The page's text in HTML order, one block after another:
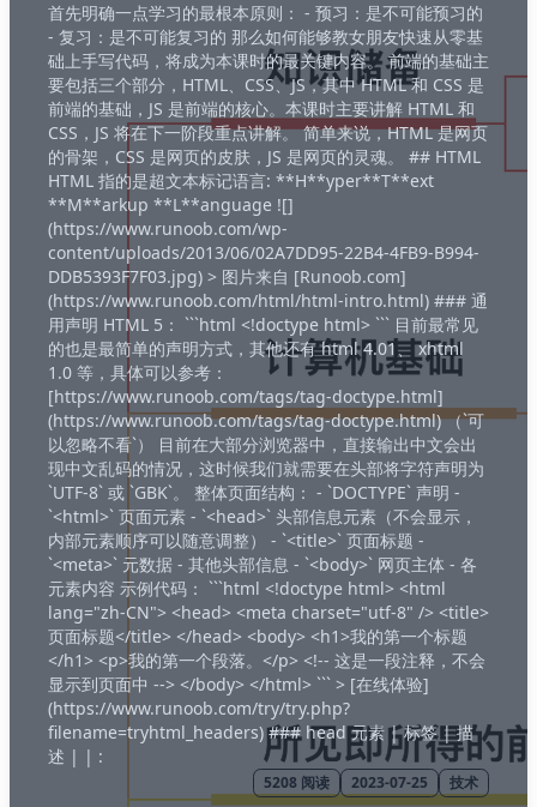
首先明确一点学习的最根本原则： - 预习：是不可能预习的
- 复习：是不可能复习的 那么如何能够教女朋友快速从零基
础上手写代码，将成为本课时的最关键内容。 前端的基础主
要包括三个部分，HTML、CSS、JS，其中 HTML 和 CSS 是
前端的基础，JS 是前端的核心。本课时主要讲解 HTML 和
CSS，JS 将在下一阶段重点讲解。 简单来说，HTML 是网页
的骨架，CSS 是网页的皮肤，JS 是网页的灵魂。 ## HTML
HTML 指的是超文本标记语言: **H**yper**T**ext
**M**arkup **L**anguage ![]
(https://www.runoob.com/wp-
content/uploads/2013/06/02A7DD95-22B4-4FB9-B994-
DDB5393F7F03.jpg) > 图片来自 [Runoob.com]
(https://www.runoob.com/html/html-intro.html) ### 通
用声明 HTML 5： ```html <!doctype html> ``` 目前最常见
的也是最简单的声明方式，其他还有 html 4.01、 xhtml
1.0 等，具体可以参考：
[https://www.runoob.com/tags/tag-doctype.html]
(https://www.runoob.com/tags/tag-doctype.html) （`可
以忽略不看`） 目前在大部分浏览器中，直接输出中文会出
现中文乱码的情况，这时候我们就需要在头部将字符声明为
`UTF-8` 或 `GBK`。 整体页面结构： - `DOCTYPE` 声明 -
`<html>` 页面元素 - `<head>` 头部信息元素（不会显示，
内部元素顺序可以随意调整） - `<title>` 页面标题 -
`<meta>` 元数据 - 其他头部信息 - `<body>` 网页主体 - 各
元素内容 示例代码： ```html <!doctype html> <html
lang="zh-CN"> <head> <meta charset="utf-8" /> <title>
页面标题</title> </head> <body> <h1>我的第一个标题
</h1> <p>我的第一个段落。</p> <!-- 这是一段注释，不会
显示到页面中 --> </body> </html> ``` > [在线体验]
(https://www.runoob.com/try/try.php?
filename=tryhtml_headers) ### head 元素 | 标签 | 描
述 | | :
5208 阅读 2023-07-25 技术